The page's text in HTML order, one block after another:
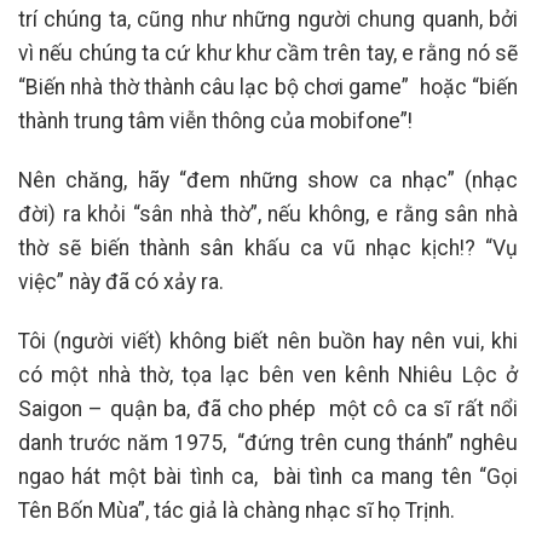
trí chúng ta, cũng như những người chung quanh, bởi
vì nếu chúng ta cứ khư khư cầm trên tay, e rằng nó sẽ
“Biến nhà thờ thành câu lạc bộ chơi game” hoặc “biến
thành trung tâm viễn thông của mobifone”!
Nên chăng, hãy “đem những show ca nhạc” (nhạc
đời) ra khỏi “sân nhà thờ”, nếu không, e rằng sân nhà
thờ sẽ biến thành sân khấu ca vũ nhạc kịch!? “Vụ
việc” này đã có xảy ra.
Tôi (người viết) không biết nên buồn hay nên vui, khi
có một nhà thờ, tọa lạc bên ven kênh Nhiêu Lộc ở
Saigon – quận ba, đã cho phép một cô ca sĩ rất nổi
danh trước năm 1975, “đứng trên cung thánh” nghêu
ngao hát một bài tình ca, bài tình ca mang tên “Gọi
Tên Bốn Mùa”, tác giả là chàng nhạc sĩ họ Trịnh.